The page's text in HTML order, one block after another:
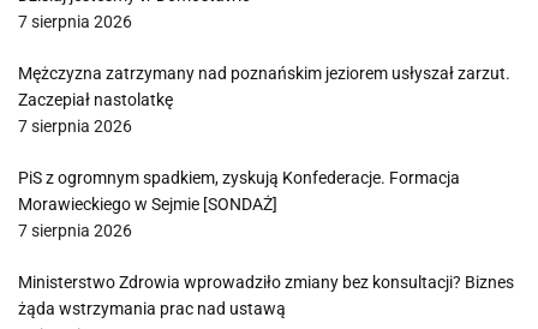
7 sierpnia 2026
Mężczyzna zatrzymany nad poznańskim jeziorem usłyszał zarzut.
Zaczepiał nastolatkę
7 sierpnia 2026
PiS z ogromnym spadkiem, zyskują Konfederacje. Formacja
Morawieckiego w Sejmie [SONDAŻ]
7 sierpnia 2026
Ministerstwo Zdrowia wprowadziło zmiany bez konsultacji? Biznes
żąda wstrzymania prac nad ustawą